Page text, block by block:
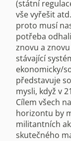
(státní
vše vyřešit
proto musí
potřeba
znovu a
stávající
ekonomicky/
představuje
mysli, když v
Cílem všech
horizontu by
militantních
skutečného